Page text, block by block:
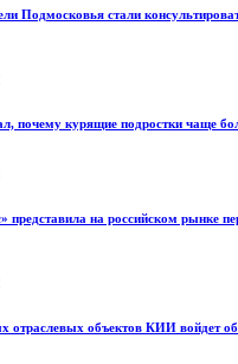
Подмосковья стали
почему курящие подростки чаще
представила на российском рынке
отраслевых объектов КИИ войдет